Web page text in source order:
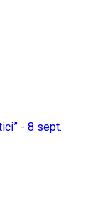
- 8 sept.